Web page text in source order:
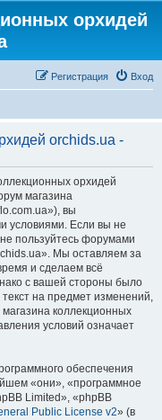
орхидей
Вход
Регистрация
orchids.ua -
орхидей
магазина
вы
условиями. Если вы не
пользуйтесь форумами
Мы оставляем за
и сделаем всё
с вашей стороны было
на предмет изменений,
коллекционных
условий означает
обеспечения
«они», «программное
Limited», «phpBB
Public License v2» (в